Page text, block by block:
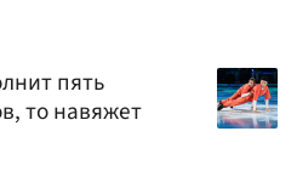
пять
то навяжет